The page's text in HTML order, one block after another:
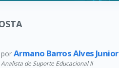
por Armano Barros Alves Junior
Analista de Suporte Educacional II